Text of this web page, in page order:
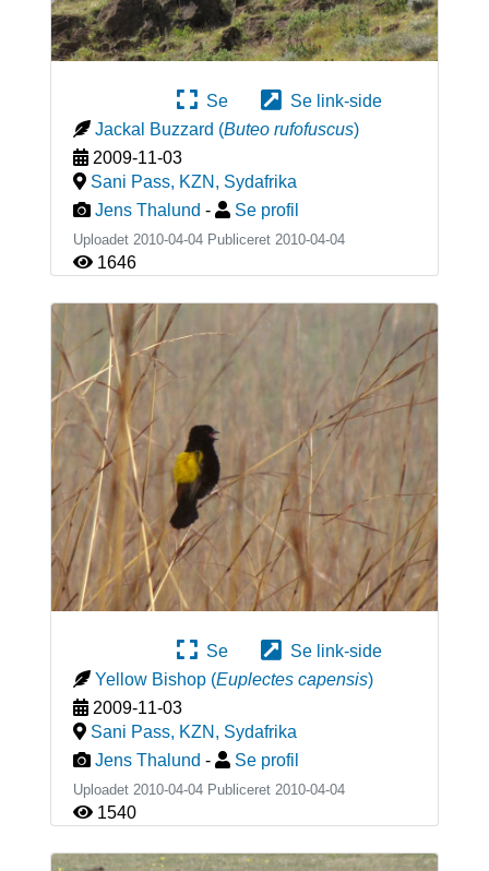
Se
Se link-side
Jackal Buzzard (Buteo rufofuscus)
2009-11-03
Sani Pass, KZN , Sydafrika
Jens Thalund - Se profil
Uploadet 2010-04-04 Publiceret 2010-04-04
1646
Se
Se link-side
Yellow Bishop (Euplectes capensis)
2009-11-03
Sani Pass, KZN , Sydafrika
Jens Thalund - Se profil
Uploadet 2010-04-04 Publiceret 2010-04-04
1540